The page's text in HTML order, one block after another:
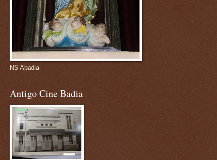
NS Abadia
Antigo Cine Badia